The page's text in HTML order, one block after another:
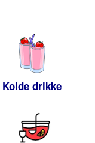
Kolde drikke